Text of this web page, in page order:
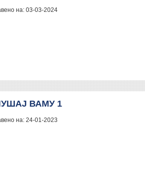
на: 03-03-2024
ВАМУ 1
на: 24-01-2023